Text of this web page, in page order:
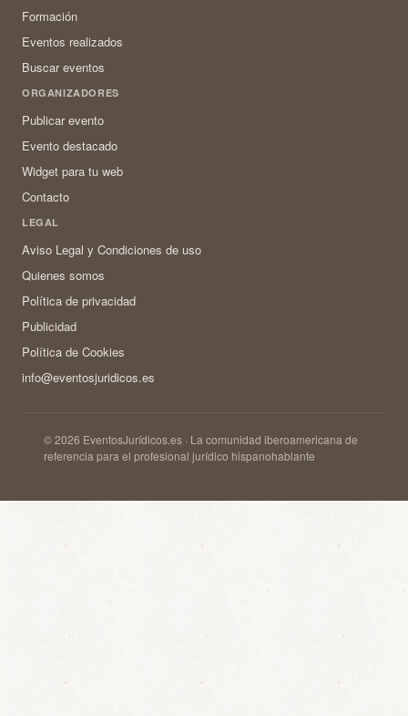
Formación
Eventos realizados
Buscar eventos
ORGANIZADORES
Publicar evento
Evento destacado
Widget para tu web
Contacto
LEGAL
Aviso Legal y Condiciones de uso
Quienes somos
Política de privacidad
Publicidad
Política de Cookies
info@eventosjuridicos.es
© 2026 EventosJurídicos.es · La comunidad iberoamericana de
referencia para el profesional jurídico hispanohablante